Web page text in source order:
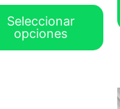
Seleccionar
opciones
la
de